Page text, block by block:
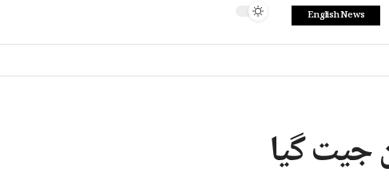
English News
جیت گیا